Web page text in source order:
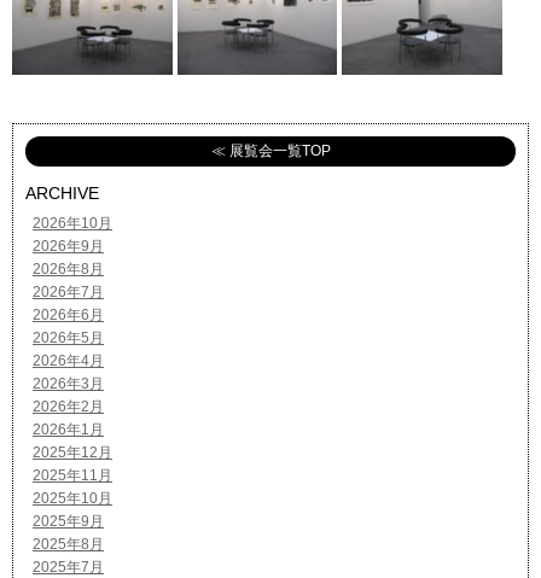
≪ 展覧会一覧TOP
ARCHIVE
2026年10月
2026年9月
2026年8月
2026年7月
2026年6月
2026年5月
2026年4月
2026年3月
2026年2月
2026年1月
2025年12月
2025年11月
2025年10月
2025年9月
2025年8月
2025年7月